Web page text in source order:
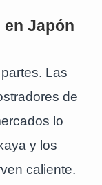
en Japón
Las
de
lo
y los
caliente.